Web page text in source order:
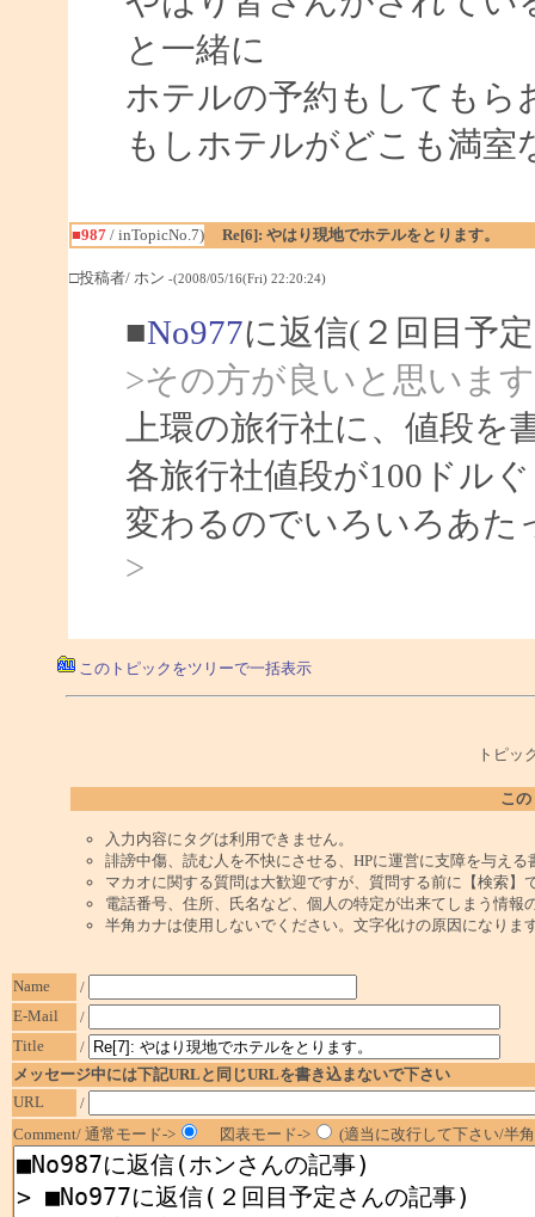
と一緒に
ホテルの予約もしてもら
もしホテルがどこも満室
■987/ inTopicNo.7) Re[6]: やはり現地でホテルをとります。
□投稿者/ ホン -(2008/05/16(Fri) 22:20:24)
■No977に返信(２回目予
>その方が良いと思いま
上環の旅行社に、値段を
各旅行社値段が100ドル
変わるのでいろいろあた
>
このトピックをツリーで一括表示
トピッ
こ
入力内容にタグは利用できません。
誹謗中傷、読む人を不快にさせる、HPに運営に支障を与え
マカオに関する質問は大歓迎ですが、質問する前に【検索】
電話番号、住所、氏名など、個人の特定が出来てしまう情報
半角カナは使用しないでください。文字化けの原因になりま
Name
/
E-Mail
/
Title
/
メッセージ中には下記URLと同じURLを書き込まないで下さい
URL
/
Comment/ 通常モード->
図表モード-> (適当に改行して下さい/半